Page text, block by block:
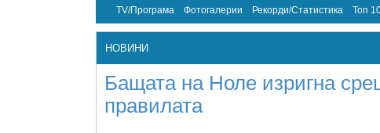
TV/Програма Фотогалерии Рекорди/Статистика Топ
НОВИНИ
Бащата на Ноле изригна
правилата